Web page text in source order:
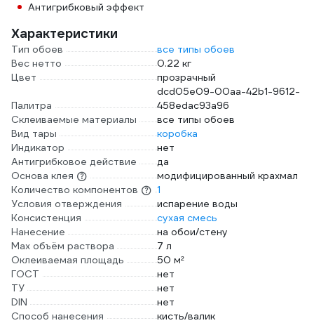
Антигрибковый эффект
Характеристики
Тип обоев
все типы обоев
Вес нетто
0.22 кг
Цвет
прозрачный
Палитра
dcd05e09-00aa-42b1-9612-
458edac93a96
Склеиваемые материалы
все типы обоев
Вид тары
коробка
Индикатор
нет
Антигрибковое действие
да
Основа клея
модифицированный крахмал
Количество компонентов
1
Условия отверждения
испарение воды
Консистенция
сухая смесь
Нанесение
на обои/стену
Мах объём раствора
7 л
Оклеиваемая площадь
50 м²
ГОСТ
нет
ТУ
нет
DIN
нет
Способ нанесения
кисть/валик